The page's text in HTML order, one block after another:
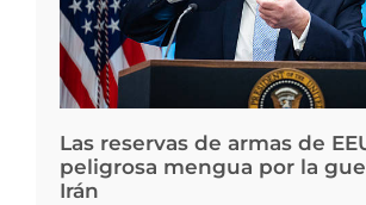
Las reservas de armas de
peligrosa mengua por la
Irán